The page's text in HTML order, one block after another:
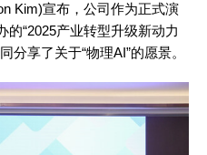
Kim)宣布，公司作为正式演
的“2025产业转型升级新动力
分享了关于“物理AI”的愿景。